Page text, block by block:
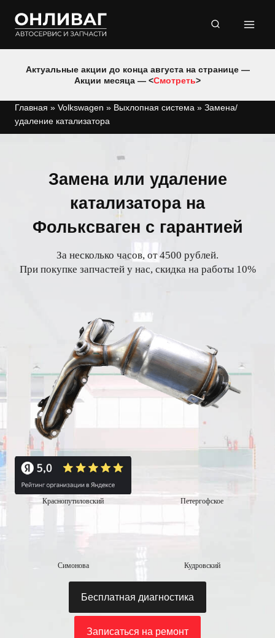
содержимому
Актуальные акции до конца августа на странице —
Акции месяца — <Смотреть>
Главная » Volkswagen » Выхлопная система » Замена/
удаление катализатора
Замена или удаление
катализатора на
Фольксваген с гарантией
За несколько часов, от 4500 рублей.
При покупке запчастей у нас, скидка на работы 10%
Краснопутиловский Петергофское
Симонова Кудровский
Бесплатная диагностика
Записаться на ремонт